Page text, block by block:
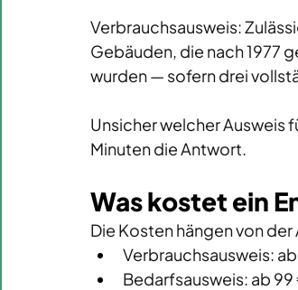
Verbrauchsausweis:
Gebäuden, die nach 1977
wurden — sofern drei
Unsicher welcher Ausweis
Minuten die Antwort.
Was kostet ein
Die Kosten hängen von
Verbrauchsausweis:
Bedarfsausweis: ab 99